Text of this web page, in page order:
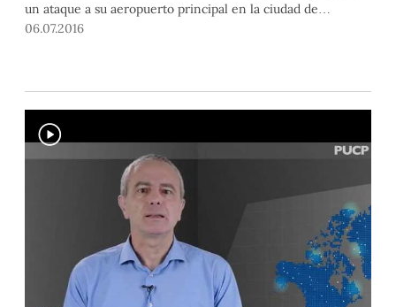
un ataque a su aeropuerto principal en la ciudad de
Estambul. Todo esto luego de la salida del Reino Unido de la
06.07.2016